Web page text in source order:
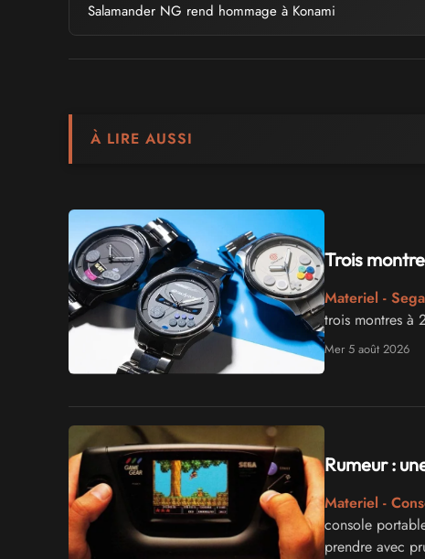
Salamander NG rend hommage à Konami
À LIRE AUSSI
Trois
Materiel - Sega
trois montres à
Mer 5 août 2026
Rumeur :
Materiel -
console
prendre avec